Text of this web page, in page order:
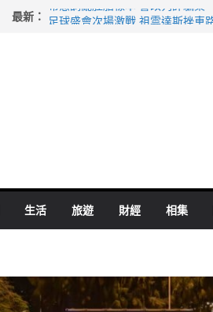
最新： 希愈調亂胚胎樣本 警改列詐騙案
生活 旅遊 財經 相集